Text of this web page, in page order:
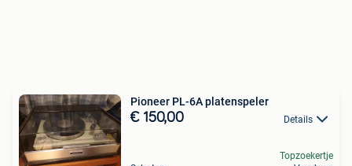
Pioneer PL-6A platenspeler
€ 150,00 Details
Topzoekertje